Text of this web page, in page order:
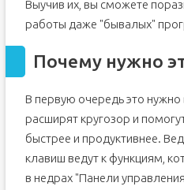
Выучив их, вы сможете
работы даже "бывалых"
Почему нужно
В первую очередь это
расширят кругозор и
быстрее и продуктивнее.
клавиш ведут к функциям,
в недрах "Панели